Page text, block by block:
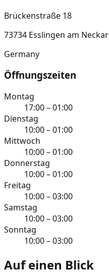
Brückenstraße 18
73734 Esslingen am Neckar
Germany
Öffnungszeiten
Montag
17:00 – 01:00
Dienstag
10:00 – 01:00
Mittwoch
10:00 – 01:00
Donnerstag
10:00 – 01:00
Freitag
10:00 – 03:00
Samstag
10:00 – 03:00
Sonntag
10:00 – 03:00
Auf einen Blick